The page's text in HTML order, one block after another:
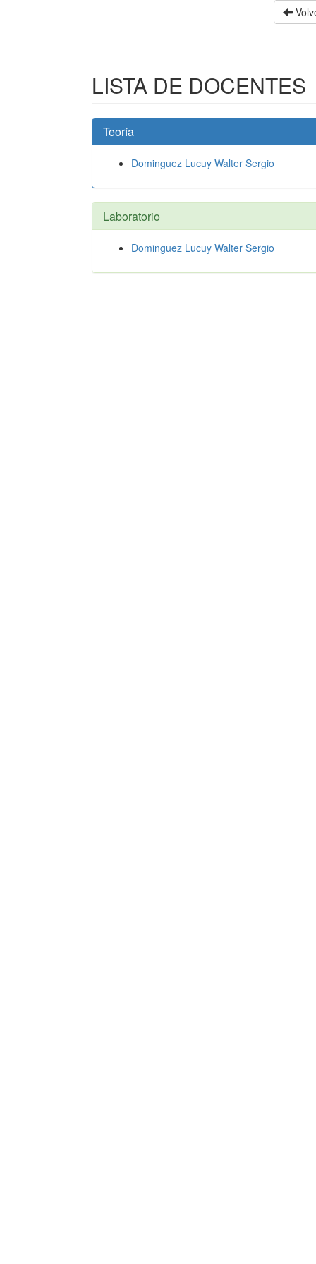
LISTA DE DOCENTES
Teoría
Dominguez Lucuy Walter Sergio
Laboratorio
Dominguez Lucuy Walter Sergio